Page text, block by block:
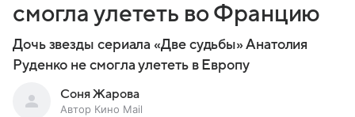
смогла улететь во Францию
Дочь звезды сериала «Две судьбы» Анатолия
Руденко не смогла улететь в Европу
Соня Жарова
Автор Кино Mail